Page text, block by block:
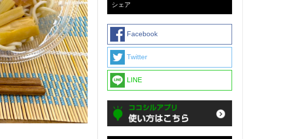
シェア
Facebook
Twitter
LINE